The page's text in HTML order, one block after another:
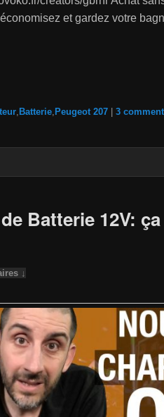
économisez et gardez votre
Batterie Peugeot 207 3
de Batterie 12V:
↓